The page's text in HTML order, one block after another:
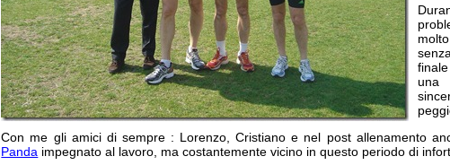
Con me gli amici di sempre : Lorenzo, Cristiano e nel post allenamento
Panda impegnato al lavoro, ma costantemente vicino in questo periodo di